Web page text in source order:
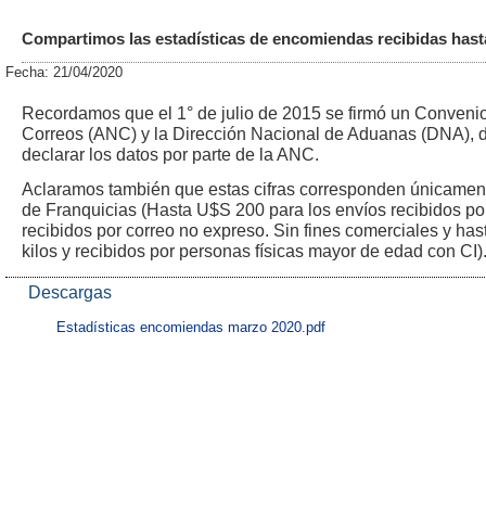
Compartimos las estadísticas de encomiendas recibidas
Fecha: 21/04/2020
Recordamos que el 1° de julio de 2015 se firmó un
Correos (ANC) y la Dirección Nacional de Aduanas (DNA),
declarar los datos por parte de la ANC.
Aclaramos también que estas cifras corresponden
de Franquicias (Hasta U$S 200 para los envíos recibidos
recibidos por correo no expreso. Sin fines comerciales y
kilos y recibidos por personas físicas mayor de edad con CI).
Descargas
Estadísticas encomiendas marzo 2020.pdf